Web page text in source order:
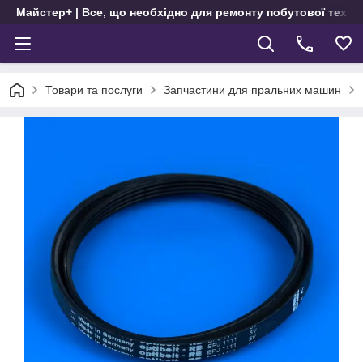
Майстер+ | Все, що необхідно для ремонту побутової
Товари та послуги Запчастини для пральних машин